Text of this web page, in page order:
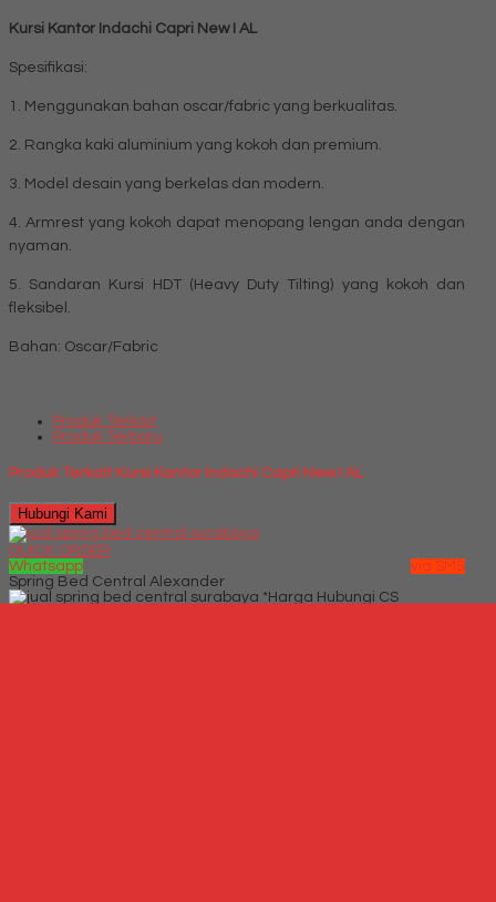
Kursi Kantor Indachi Capri New I AL
Spesifikasi:
1. Menggunakan bahan oscar/fabric yang berkualitas.
2. Rangka kaki aluminium yang kokoh dan premium.
3. Model desain yang berkelas dan modern.
4. Armrest yang kokoh dapat menopang lengan anda dengan
nyaman.
5. Sandaran Kursi HDT (Heavy Duty Tilting) yang kokoh dan
fleksibel.
Bahan: Oscar/Fabric
Produk Terkait
Produk Terbaru
Produk Terkait Kursi Kantor Indachi Capri New I AL
Hubungi Kami
QUICK ORDER
Whatsapp
via SMS
Spring Bed Central Alexander
*Harga Hubungi CS